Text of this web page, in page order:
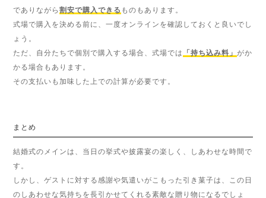
でありながら割安で購入できる ものもあります。
式場で購入を決める前に、一度オンラインを確認しておくと良いでし
ょう。
ただ、自分たちで個別で購入する場合、式場では
「持ち込み料」がか
かる場合もあります。
その支払いも加味した上での計算が必要です。
まとめ
結婚式のメインは、当日の挙式や披露宴の楽しく、しあわせな時間で
す。
しかし、ゲストに対する感謝や気遣いがこもった引き菓子は、この日
のしあわせな気持ちを長引かせてくれる素敵な贈り物になるでしょ